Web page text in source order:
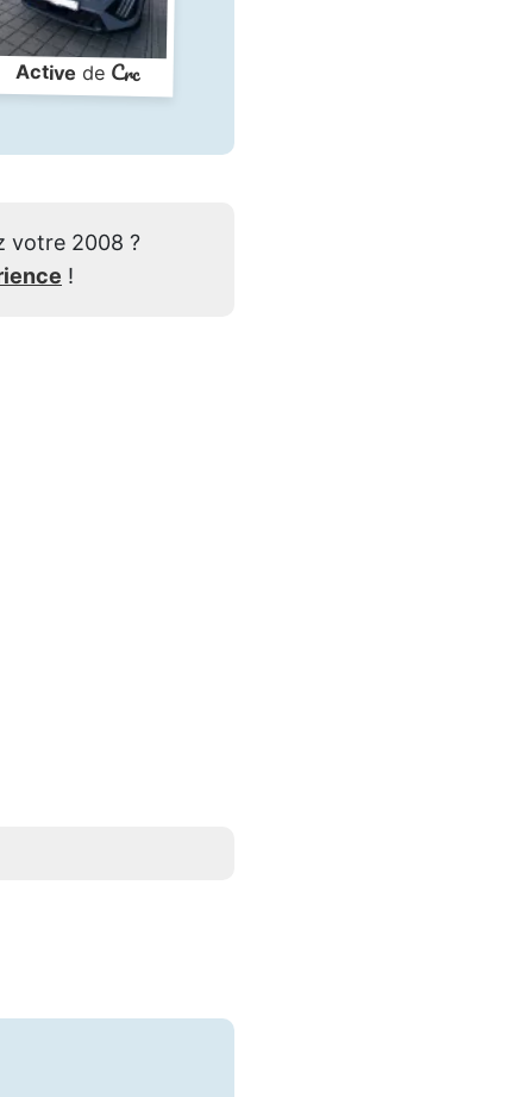
Active de Crc
votre 2008 ?
!